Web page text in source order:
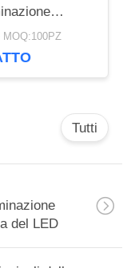
di Bridgelux
MOQ:100PZ
Tutti
del LED